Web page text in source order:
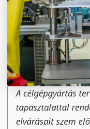
A célgépgyártás
tapasztalattal
elvárásait szem